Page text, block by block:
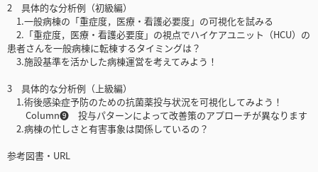
2 具体的な分析例（初級編）
1.一般病棟の「重症度，医療・看護必要度」の可視化を試みる
2.「重症度，医療・看護必要度」の視点でハイケアユニット（HCU）の
患者さんを一般病棟に転棟するタイミングは？
3.施設基準を活かした病棟運営を考えてみよう！
3 具体的な分析例（上級編）
1.術後感染症予防のための抗菌薬投与状況を可視化してみよう！
Column❾ 投与パターンによって改善策のアプローチが異なります
2.病棟の忙しさと有害事象は関係しているの？
参考図書・URL